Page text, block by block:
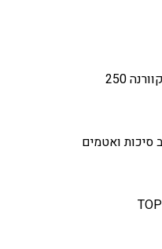
250
סיכות ואטמים